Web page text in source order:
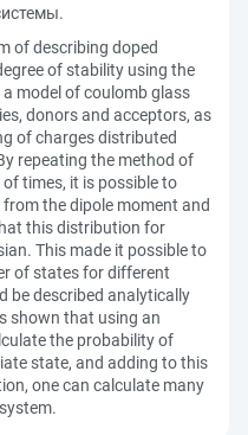
of describing doped
of stability using the
model of coulomb glass
donors and acceptors, as
of charges distributed
repeating the method of
times, it is possible to
the dipole moment and
this distribution for
This made it possible to
of states for different
be described analytically
shown that using an
the probability of
state, and adding to this
one can calculate many